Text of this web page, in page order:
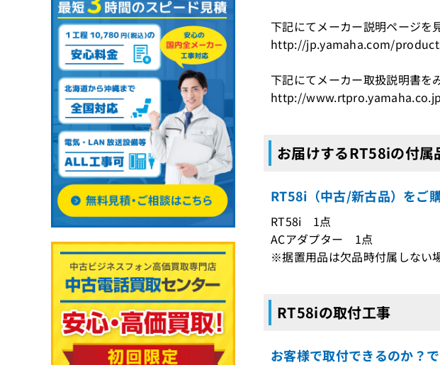
下記にてメーカー説明ページを
http://jp.yamaha.com/
下記にてメーカー取扱説明書を
http://
お届けするRT58iの付属
RT58i（中古/新古品）をご
RT58i 1点
ACアダプター 1点
※据置用品は欠品時付属しない
RT58iの取付工事
お客様で取付できるのか？